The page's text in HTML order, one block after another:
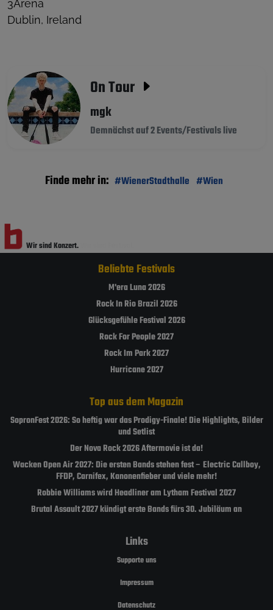
3Arena
Dublin, Ireland
On Tour
mgk
Demnächst auf 2 Events/Festivals live
Finde mehr in: #WienerStadthalle #Wien
Wir sind Konzert.
Beliebte Festivals
M'era Luna 2026
Rock In Rio Brazil 2026
Glücksgefühle Festival 2026
Rock For People 2027
Rock Im Park 2027
Hurricane 2027
Top aus dem Magazin
SopronFest 2026: So heftig war das Prodigy-Finale! Die Highlights, Bilder
und Setlist
Der Nova Rock 2026 Aftermovie ist da!
Wacken Open Air 2027: Die ersten Bands stehen fest – Electric Callboy,
FFDP, Carnifex, Kanonenfieber und viele mehr!
Robbie Williams wird Headliner am Lytham Festival 2027
Brutal Assault 2027 kündigt erste Bands fürs 30. Jubiläum an
Links
Supporte uns
Impressum
Datenschutz